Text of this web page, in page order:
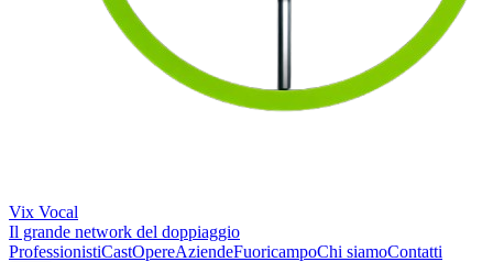
Vix Vocal
Il grande network del doppiaggio
ProfessionistiCastOpereAziendeFuoricampoChi siamoContatti